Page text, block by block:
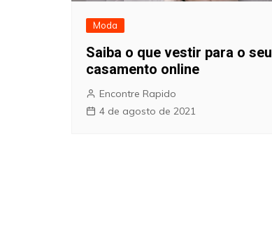
Moda
Saiba o que vestir para o seu
casamento online
Encontre Rapido
4 de agosto de 2021